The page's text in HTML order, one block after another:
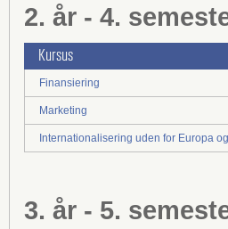
2. år - 4.
Kursus
Finansiering
Marketing
Internationalisering uden for Europa
3. år - 5.